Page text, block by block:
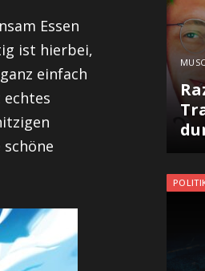
Essen
ist hierbei,
einfach